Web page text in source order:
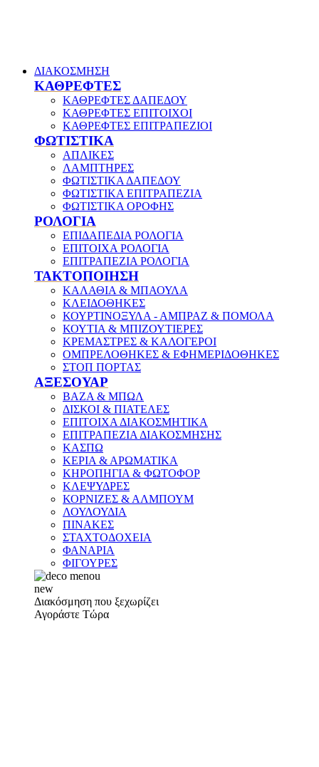
ΔΙΑΚΟΣΜΗΣΗ
ΚΑΘΡΕΦΤΕΣ
ΚΑΘΡΕΦΤΕΣ ΔΑΠΕΔΟΥ
ΚΑΘΡΕΦΤΕΣ ΕΠΙΤΟΙΧΟΙ
ΚΑΘΡΕΦΤΕΣ ΕΠΙΤΡΑΠΕΖΙΟΙ
ΦΩΤΙΣΤΙΚΑ
ΑΠΛΙΚΕΣ
ΛΑΜΠΤΗΡΕΣ
ΦΩΤΙΣΤΙΚΑ ΔΑΠΕΔΟΥ
ΦΩΤΙΣΤΙΚΑ ΕΠΙΤΡΑΠΕΖΙΑ
ΦΩΤΙΣΤΙΚΑ ΟΡΟΦΗΣ
ΡΟΛΟΓΙΑ
ΕΠΙΔΑΠΕΔΙΑ ΡΟΛΟΓΙΑ
ΕΠΙΤΟΙΧΑ ΡΟΛΟΓΙΑ
ΕΠΙΤΡΑΠΕΖΙΑ ΡΟΛΟΓΙΑ
ΤΑΚΤΟΠΟΙΗΣΗ
ΚΑΛΑΘΙΑ & ΜΠΑΟΥΛΑ
ΚΛΕΙΔΟΘΗΚΕΣ
ΚΟΥΡΤΙΝΟΞΥΛΑ - ΑΜΠΡΑΖ & ΠΟΜΟΛΑ
ΚΟΥΤΙΑ & ΜΠΙΖΟΥΤΙΕΡΕΣ
ΚΡΕΜΑΣΤΡΕΣ & ΚΑΛΟΓΕΡΟΙ
ΟΜΠΡΕΛΟΘΗΚΕΣ & ΕΦΗΜΕΡΙΔΟΘΗΚΕΣ
ΣΤΟΠ ΠΟΡΤΑΣ
ΑΞΕΣΟΥΑΡ
ΒΑΖΑ & ΜΠΩΛ
ΔΙΣΚΟΙ & ΠΙΑΤΕΛΕΣ
ΕΠΙΤΟΙΧΑ ΔΙΑΚΟΣΜΗΤΙΚΑ
ΕΠΙΤΡΑΠΕΖΙΑ ΔΙΑΚΟΣΜΗΣΗΣ
ΚΑΣΠΩ
ΚΕΡΙΑ & ΑΡΩΜΑΤΙΚΑ
ΚΗΡΟΠΗΓΙΑ & ΦΩΤΟΦΟΡ
ΚΛΕΨΥΔΡΕΣ
ΚΟΡΝΙΖΕΣ & ΑΛΜΠΟΥΜ
ΛΟΥΛΟΥΔΙΑ
ΠΙΝΑΚΕΣ
ΣΤΑΧΤΟΔΟΧΕΙΑ
ΦΑΝΑΡΙΑ
ΦΙΓΟΥΡΕΣ
new
Διακόσμηση που ξεχωρίζει
Αγοράστε Τώρα